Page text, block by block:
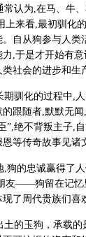
认为,在马、牛、
上来看,最初驯化
自从狗参与人类
,于是才开始有
社会的进步和生
驯化的过程中,人
跟随者,默默无
”,绝不背叛主子,
等传奇故事见诸
的忠诚赢得了人
友——狗留在记忆
了周代贵族们喜
的玉狗，承载的